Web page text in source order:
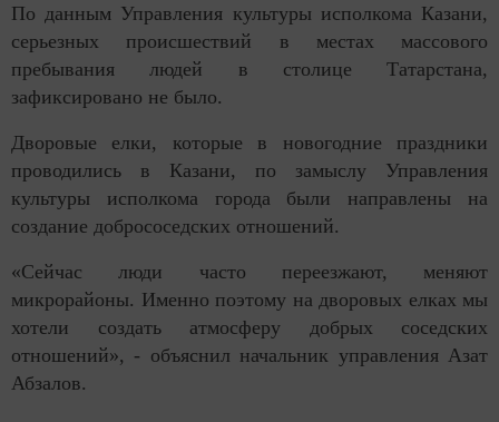
По данным Управления культуры исполкома Казани,
серьезных происшествий в местах массового
пребывания людей в столице Татарстана,
зафиксировано не было.
Дворовые елки, которые в новогодние праздники
проводились в Казани, по замыслу Управления
культуры исполкома города были направлены на
создание добрососедских отношений.
«Сейчас люди часто переезжают, меняют
микрорайоны. Именно поэтому на дворовых елках мы
хотели создать атмосферу добрых соседских
отношений», - объяснил начальник управления Азат
Абзалов.